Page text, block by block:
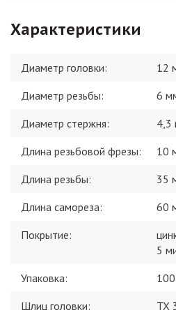
Характеристики
Диаметр головки:
12
Диаметр резьбы:
6
Диаметр стержня:
4,3
Длина резьбовой фрезы:
10
Длина резьбы:
35
Длина самореза:
60
Покрытие:
5
Упаковка:
Шлиц головки: TX